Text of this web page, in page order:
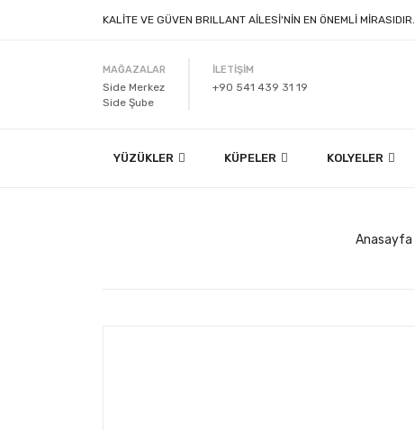
KALİTE VE GÜVEN BRILLANT AİLESİ'NİN EN ÖNEMLİ MİRASIDIR.
MAĞAZALAR
Side Merkez
Side Şube
İLETİŞİM
+90 541 439 31 19
YÜZÜKLER KÜPELER KOLYELER
Anasayfa